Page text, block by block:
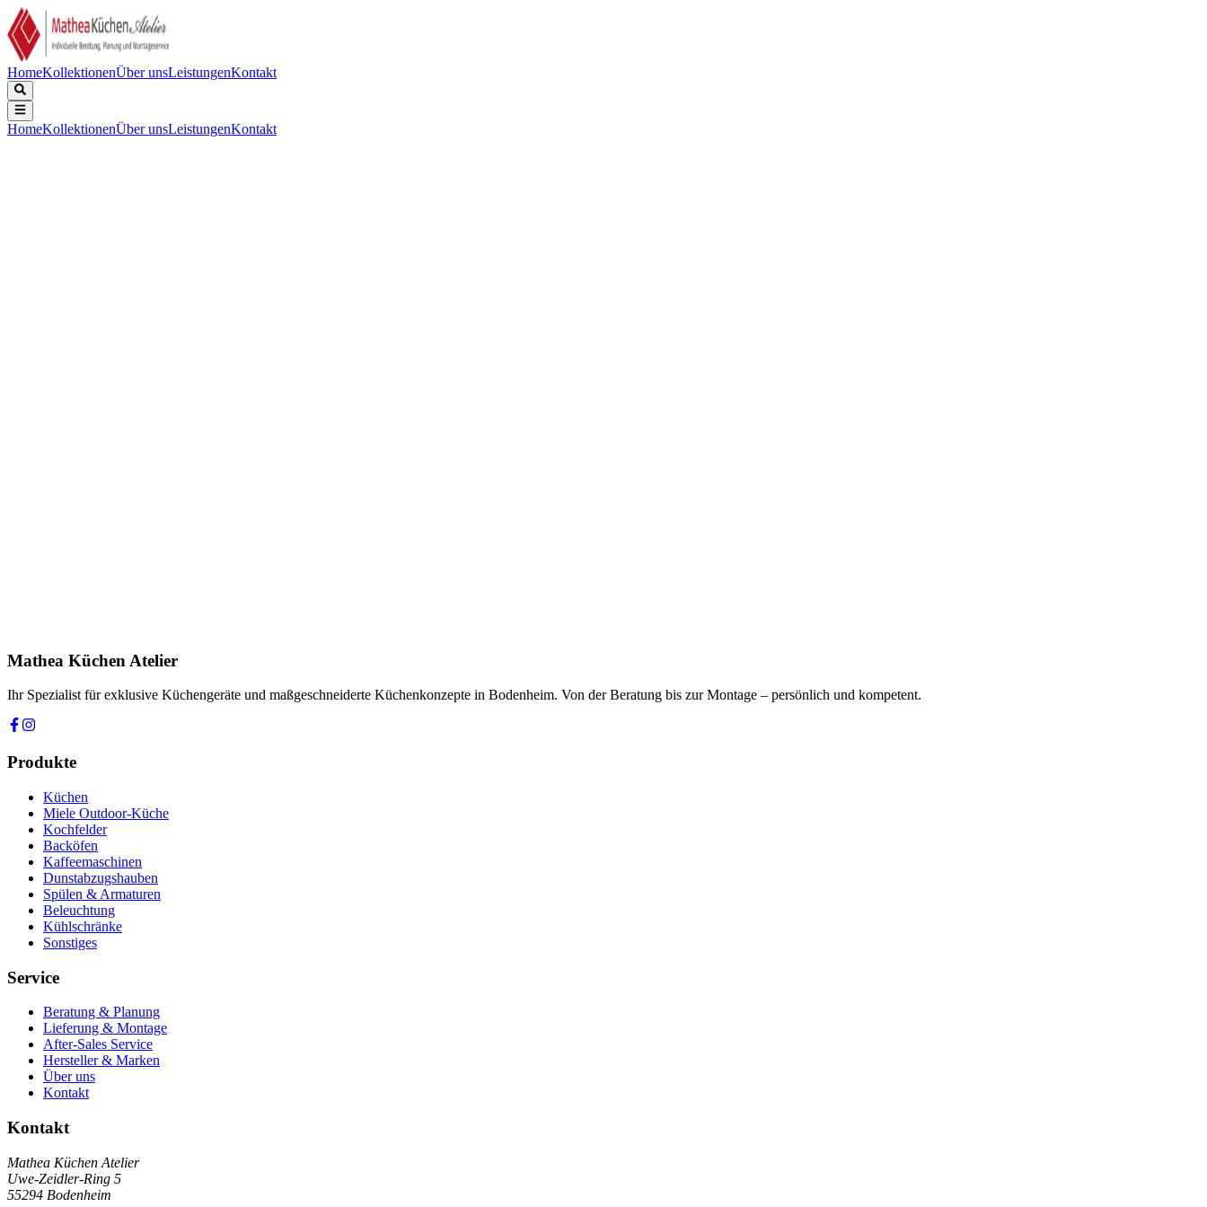
HomeKollektionenÜber unsLeistungenKontakt
HomeKollektionenÜber unsLeistungenKontakt
Ich stimme zu, dass meine Angaben zur Kontaktaufnahme und für Rückfragen dauerhaft gespeichert werden. Die
Anfrage absenden
Mathea Küchen Atelier
Ihr Spezialist für exklusive Küchengeräte und maßgeschneiderte Küchenkonzepte in Bodenheim. Von der Beratung bis zur Montage – persönlich und kompetent.
Produkte
Küchen
Miele Outdoor-Küche
Kochfelder
Backöfen
Kaffeemaschinen
Dunstabzugshauben
Spülen & Armaturen
Beleuchtung
Kühlschränke
Sonstiges
Service
Beratung & Planung
Lieferung & Montage
After-Sales Service
Hersteller & Marken
Über uns
Kontakt
Kontakt
Mathea Küchen Atelier
Uwe-Zeidler-Ring 5
55294 Bodenheim